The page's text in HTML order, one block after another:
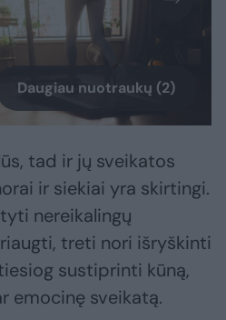
Daugiau nuotraukų (2)
tad ir jų sveikatos
ir siekiai yra skirtingi.
nereikalingų
treti nori išryškinti
sustiprinti kūną,
emocinę sveikatą.